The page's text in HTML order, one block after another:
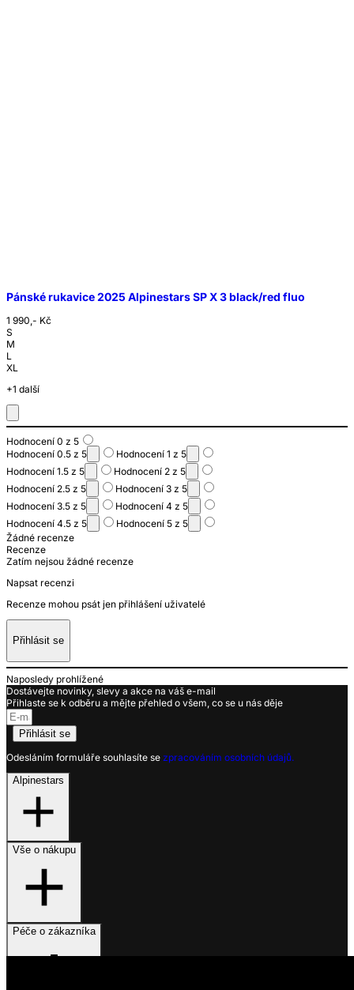
Pánské rukavice 2025 Alpinestars SP X 3 black/red fluo
1 990,- Kč
S
M
L
XL
+1 další
Hodnocení 0 z 5
Hodnocení 0.5 z 5
Hodnocení 1 z 5
Hodnocení 1.5 z 5
Hodnocení 2 z 5
Hodnocení 2.5 z 5
Hodnocení 3 z 5
Hodnocení 3.5 z 5
Hodnocení 4 z 5
Hodnocení 4.5 z 5
Hodnocení 5 z 5
Žádné recenze
Recenze
Zatím nejsou žádné recenze
Napsat recenzi
Recenze mohou psát jen přihlášení uživatelé
Přihlásit se
Naposledy prohlížené
Dostávejte novinky, slevy a akce na váš e-mail
Přihlaste se k odběru a mějte přehled o všem, co se u nás děje
Přihlásit se
Odesláním formuláře souhlasíte se zpracováním osobních údajů.
Alpinestars
Vše o nákupu
Péče o zákazníka